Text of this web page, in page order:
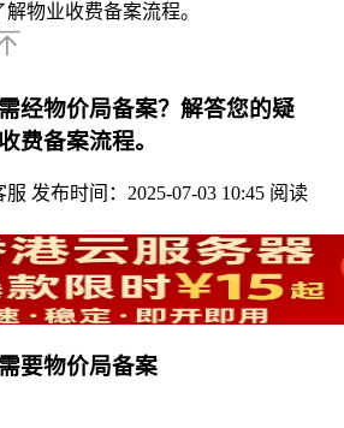
物业收费备案流程。
经物价局备案？解答您的疑
费备案流程。
服 发布时间：2025-07-03 10:45 阅读
要物价局备案